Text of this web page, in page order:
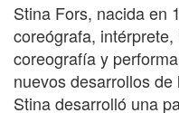
Stina Fors, nacida en
coreógrafa,
coreografía y
nuevos desarrollos
Stina desarrolló una